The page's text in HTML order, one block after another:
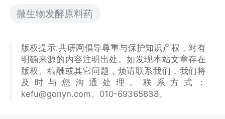
微生物发酵原料药
版权提示:共研网倡导尊重与保护知识产权，对有
明确来源的内容注明出处。如发现本站文章存在
版权、稿酬或其它问题，烦请联系我们，我们将
及时与您沟通处理。联系方式：
kefu@gonyn.com、010-69365838。